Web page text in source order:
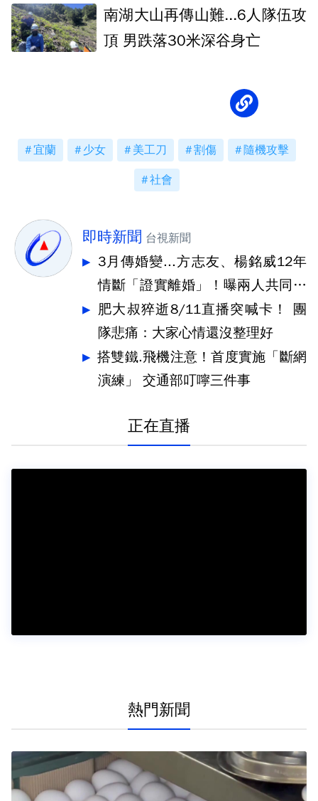
南湖大山再傳山難...6人隊伍攻
頂 男跌落30米深谷身亡
宜蘭 少女 美工刀 割傷 隨機攻擊
社會
即時新聞 台視新聞
3月傳婚變...方志友、楊銘威12年
情斷「證實離婚」！曝兩人共同決
定
肥大叔猝逝8/11直播突喊卡！ 團
隊悲痛：大家心情還沒整理好
搭雙鐵.飛機注意！首度實施「斷網
演練」 交通部叮嚀三件事
正在直播
熱門新聞